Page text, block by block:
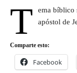
T
ema bíblico
apóstol de
Comparte esto:
Facebook